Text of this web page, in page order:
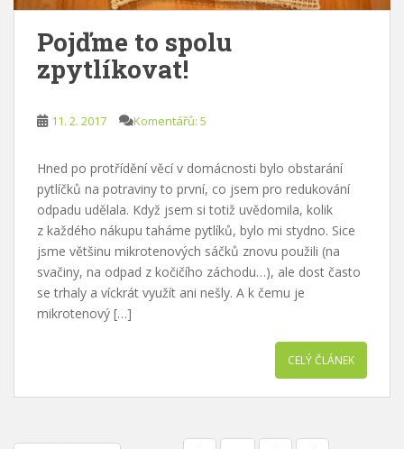
Pojďme to spolu
zpytlíkovat!
11. 2. 2017 Komentářů: 5
Hned po protřídění věcí v domácnosti bylo obstarání
pytlíčků na potraviny to první, co jsem pro redukování
odpadu udělala. Když jsem si totiž uvědomila, kolik
z každého nákupu taháme pytlíků, bylo mi stydno. Sice
jsme většinu mikrotenových sáčků znovu použili (na
svačiny, na odpad z kočičího záchodu…), ale dost často
se trhaly a víckrát využít ani nešly. A k čemu je
mikrotenový […]
CELÝ ČLÁNEK